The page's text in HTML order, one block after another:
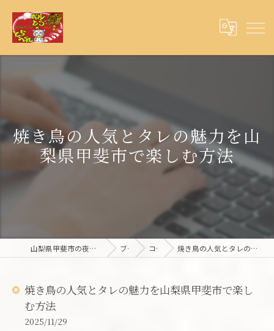
焼き鳥の人気とタレの魅力を山
梨県甲斐市で楽しむ方法
山梨県甲斐市の夜ご飯ならとらベル×ベルとら ブログ コラム 焼き鳥の人気とタレの魅力を山梨県甲斐市で楽しむ方法
焼き鳥の人気とタレの魅力を山梨県甲斐市で楽し
む方法
2025/11/29